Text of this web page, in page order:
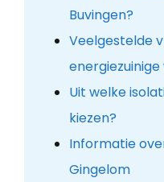
Buvingen?
Veelgestelde
Uit welke
kiezen?
Informatie
Gingelom